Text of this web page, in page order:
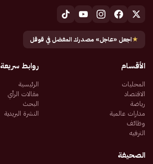
★اجعل «عاجل» مصدرك المفضل في قوقل
الأقسام
المحليات
الاقتصاد
رياضة
مدارات عالمية
وظائف
الترفيه
روابط سريعة
الرئيسية
مقالات الرأي
البحث
النشرة البريدية
الصحيفة